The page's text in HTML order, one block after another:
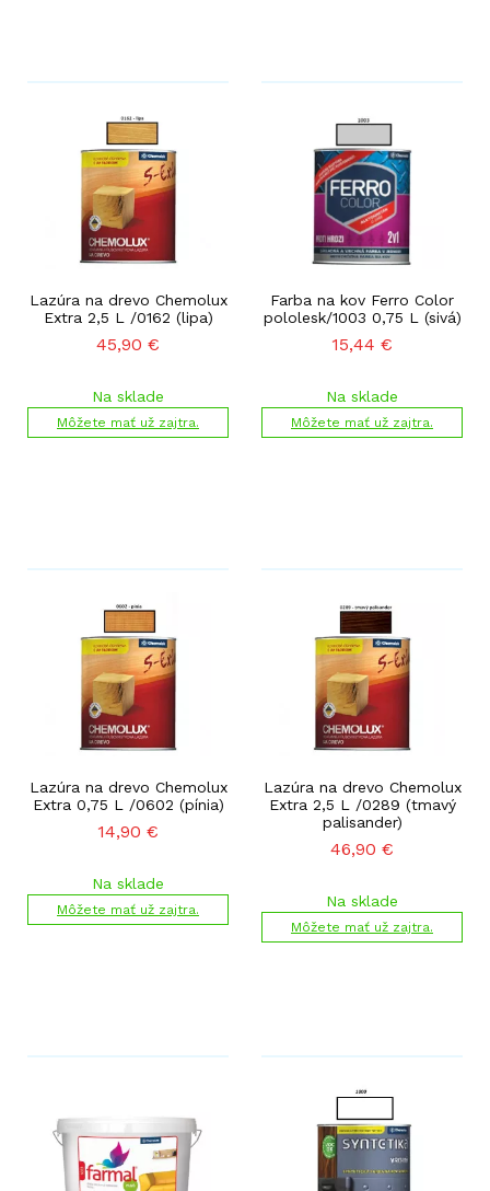
Lazúra na drevo Chemolux
Extra 2,5 L /0162 (lipa)
45,90 €
Na sklade
Môžete mať už zajtra.
Farba na kov Ferro Color
pololesk/1003 0,75 L (sivá)
15,44 €
Na sklade
Môžete mať už zajtra.
Lazúra na drevo Chemolux
Extra 0,75 L /0602 (pínia)
14,90 €
Na sklade
Môžete mať už zajtra.
Lazúra na drevo Chemolux
Extra 2,5 L /0289 (tmavý
palisander)
46,90 €
Na sklade
Môžete mať už zajtra.